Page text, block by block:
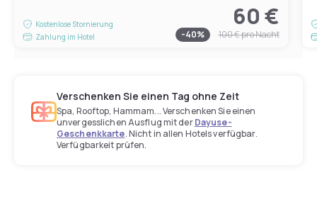
Kostenlose Stornierung
Zahlung im Hotel
60 €
-40% 100 €pro Nacht
Verschenken Sie einen Tag ohne Zeit
Spa, Rooftop, Hammam... Verschenken Sie einen
unvergesslichen Ausflug mit derDayuse-
Geschenkkarte. Nicht in allen Hotels verfügbar.
Verfügbarkeit prüfen.